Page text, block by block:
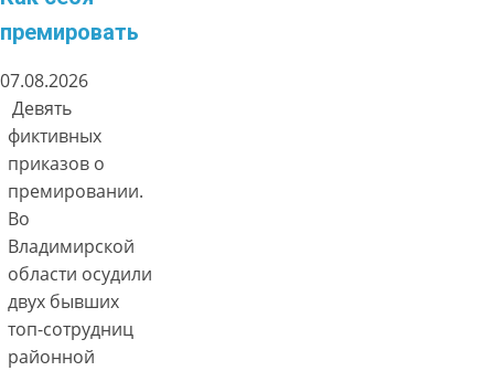
премировать
07.08.2026
Девять
фиктивных
приказов о
премировании.
Во
Владимирской
области осудили
двух бывших
топ-сотрудниц
районной